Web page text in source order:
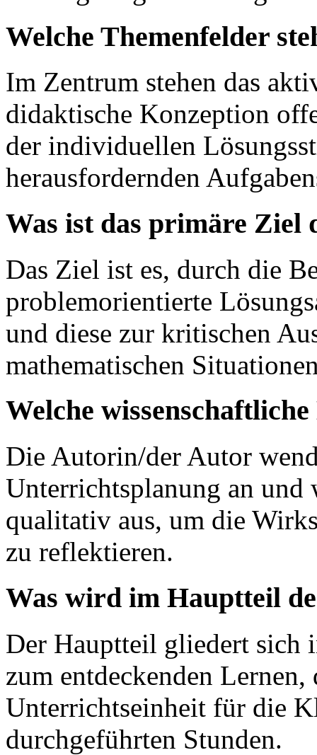
Welche Themenfelder
Im Zentrum stehen das
didaktische Konzeption
der individuellen
herausfordernden
Was ist das primäre Ziel
Das Ziel ist es, durch die
problemorientierte
und diese zur kritischen
mathematischen
Welche
Die Autorin/der Autor
Unterrichtsplanung an und
qualitativ aus, um die
zu reflektieren.
Was wird im Hauptteil
Der Hauptteil gliedert sich
zum entdeckenden
Unterrichtseinheit für die
durchgeführten Stunden.